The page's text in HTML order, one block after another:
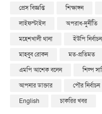
প্রেস বিজ্ঞপ্তি
শিক্ষাঙ্গন
লাইফস্টাইল
অপরাধ-দুর্নীতি
মহেশখালী থানা
ইউপি নির্বাচন
মাহবুব রোকন
মত-প্রতিমত
এমপি আশেক বলেন
শিল্প
আপনার ডাক্তার
পৌর নির্বাচন
English
চাকরির খবর